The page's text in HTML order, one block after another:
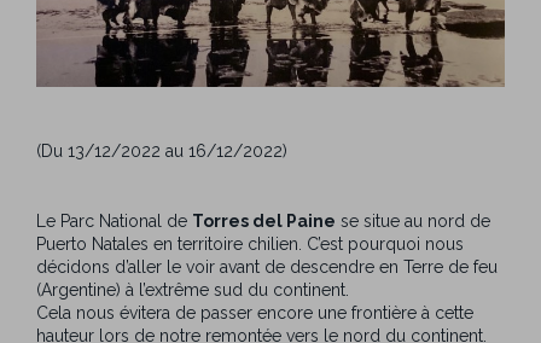
(Du 13/12/2022 au 16/12/2022)
Le Parc National de Torres del Paine se situe au nord de
Puerto Natales en territoire chilien. C’est pourquoi nous
décidons d’aller le voir avant de descendre en Terre de feu
(Argentine) à l’extrême sud du continent.
Cela nous évitera de passer encore une frontière à cette
hauteur lors de notre remontée vers le nord du continent.